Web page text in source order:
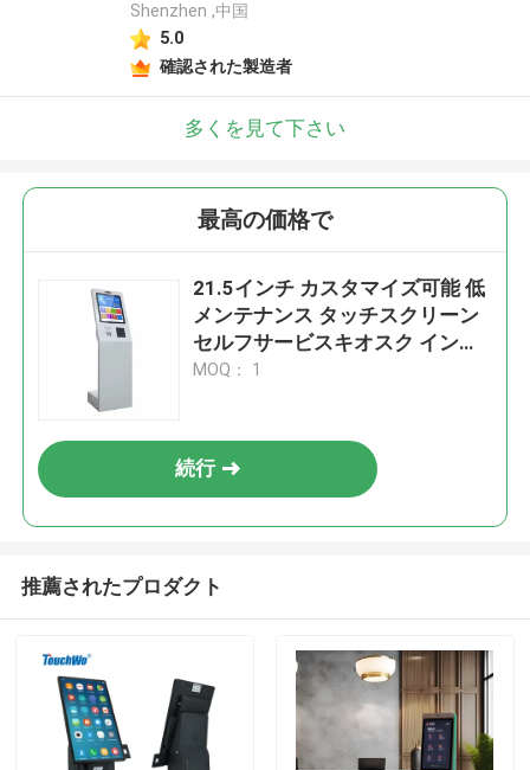
Shenzhen ,中国
5.0
確認された製造者
多くを見て下さい
最高の価格で
21.5インチ カスタマイズ可能 低
メンテナンス タッチスクリーン
セルフサービスキオスク インタ
ラクティブキオスクシステム付
MOQ： 1
続行
推薦されたプロダクト